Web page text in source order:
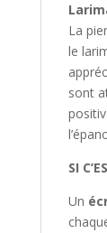
La
le
sont
SI
Un